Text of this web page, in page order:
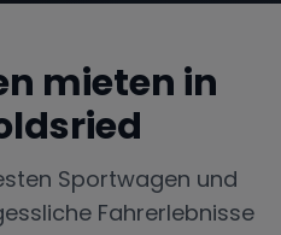
mieten in
Sportwagen und
Fahrerlebnisse